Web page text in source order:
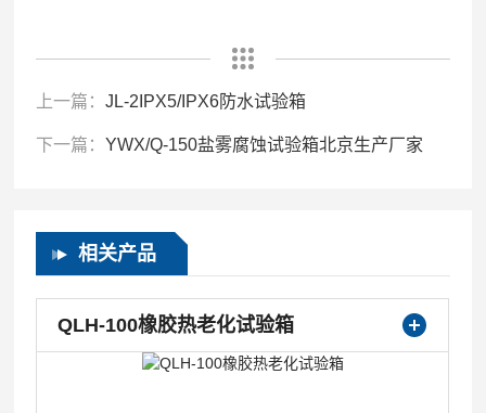
上一篇：JL-2IPX5/IPX6防水试验箱
下一篇：YWX/Q-150盐雾腐蚀试验箱北京生产厂家
相关产品
QLH-100橡胶热老化试验箱